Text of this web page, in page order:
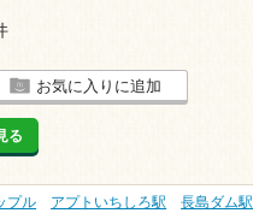
お気に入りに追加
る
プル アプトいちしろ駅
長島ダム駅